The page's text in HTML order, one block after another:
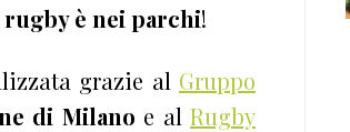
è nei parchi!
grazie al Gruppo
di Milano e al Rugby